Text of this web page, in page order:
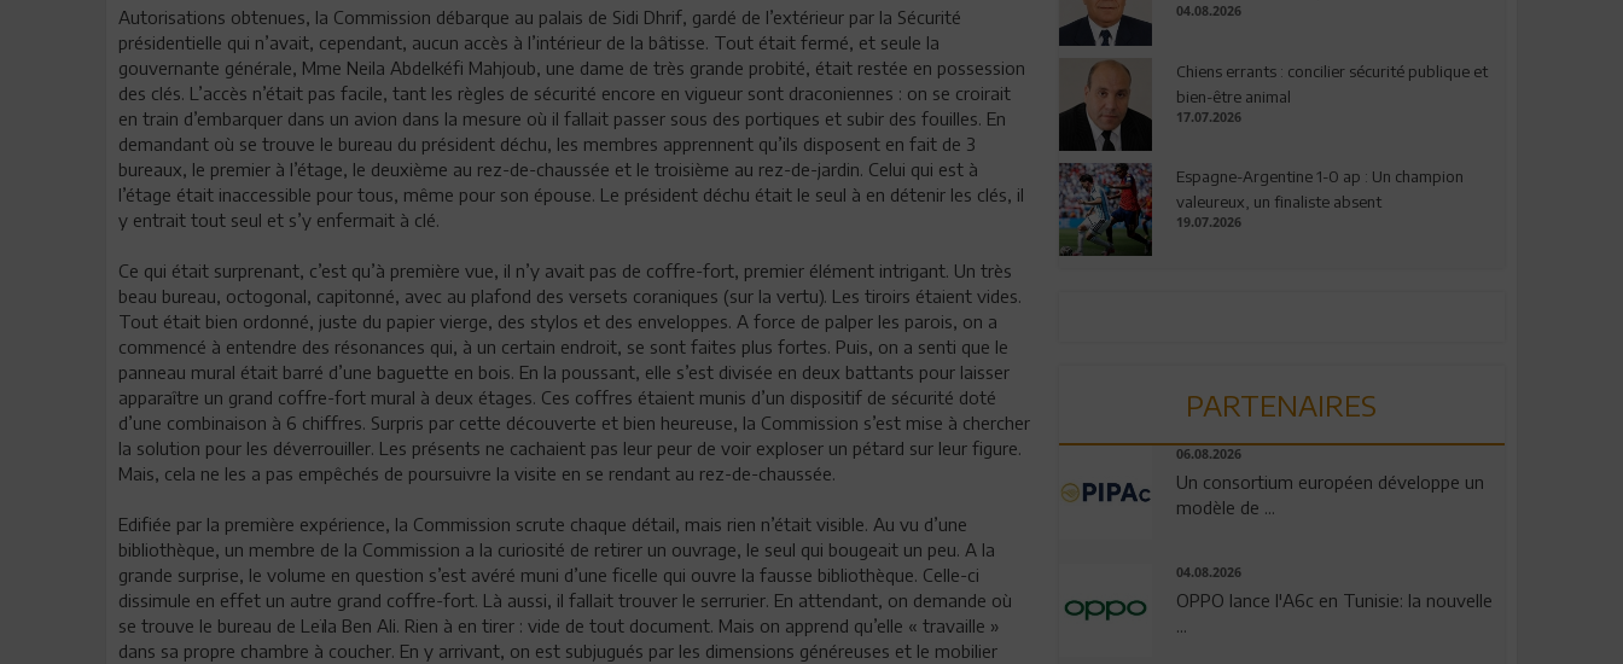
Autorisations obtenues, la Commission débarque au palais de Sidi Dhrif, gardé de l’extérieur par la Sécurité
présidentielle qui n’avait, cependant, aucun accès à l’intérieur de la bâtisse. Tout était fermé, et seule la
gouvernante générale, Mme Neila Abdelkéfi Mahjoub, une dame de très grande probité, était restée en possession
des clés. L’accès n’était pas facile, tant les règles de sécurité encore en vigueur sont draconiennes : on se croirait
en train d’embarquer dans un avion dans la mesure où il fallait passer sous des portiques et subir des fouilles. En
demandant où se trouve le bureau du président déchu, les membres apprennent qu’ils disposent en fait de 3
bureaux, le premier à l’étage, le deuxième au rez-de-chaussée et le troisième au rez-de-jardin. Celui qui est à
l’étage était inaccessible pour tous, même pour son épouse. Le président déchu était le seul à en détenir les clés, il
y entrait tout seul et s’y enfermait à clé.
Ce qui était surprenant, c’est qu’à première vue, il n’y avait pas de coffre-fort, premier élément intrigant. Un très
beau bureau, octogonal, capitonné, avec au plafond des versets coraniques (sur la vertu). Les tiroirs étaient vides.
Tout était bien ordonné, juste du papier vierge, des stylos et des enveloppes. A force de palper les parois, on a
commencé à entendre des résonances qui, à un certain endroit, se sont faites plus fortes. Puis, on a senti que le
panneau mural était barré d’une baguette en bois. En la poussant, elle s’est divisée en deux battants pour laisser
apparaître un grand coffre-fort mural à deux étages. Ces coffres étaient munis d’un dispositif de sécurité doté
d’une combinaison à 6 chiffres. Surpris par cette découverte et bien heureuse, la Commission s’est mise à chercher
la solution pour les déverrouiller. Les présents ne cachaient pas leur peur de voir exploser un pétard sur leur figure.
Mais, cela ne les a pas empêchés de poursuivre la visite en se rendant au rez-de-chaussée.
Edifiée par la première expérience, la Commission scrute chaque détail, mais rien n’était visible. Au vu d’une
bibliothèque, un membre de la Commission a la curiosité de retirer un ouvrage, le seul qui bougeait un peu. A la
grande surprise, le volume en question s’est avéré muni d’une ficelle qui ouvre la fausse bibliothèque. Celle-ci
dissimule en effet un autre grand coffre-fort. Là aussi, il fallait trouver le serrurier. En attendant, on demande où
se trouve le bureau de Leïla Ben Ali. Rien à en tirer : vide de tout document. Mais on apprend qu’elle « travaille »
dans sa propre chambre à coucher. En y arrivant, on est subjugués par les dimensions généreuses et le mobilier
04.08.2026
Chiens errants : concilier sécurité publique et
bien-être animal
17.07.2026
Espagne-Argentine 1-0 ap : Un champion
valeureux, un finaliste absent
19.07.2026
PARTENAIRES
06.08.2026
Un consortium européen développe un
modèle de ...
04.08.2026
OPPO lance l'A6c en Tunisie: la nouvelle